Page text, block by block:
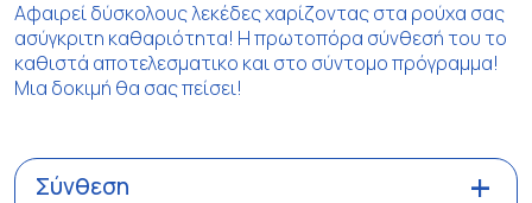
Αφαιρεί δύσκολους λεκέδες χαρίζοντας στα ρούχα σας
ασύγκριτη καθαριότητα! Η πρωτοπόρα σύνθεσή του το
καθιστά αποτελεσματικο και στο σύντομο πρόγραμμα!
Μια δοκιμή θα σας πείσει!
Σύνθεση